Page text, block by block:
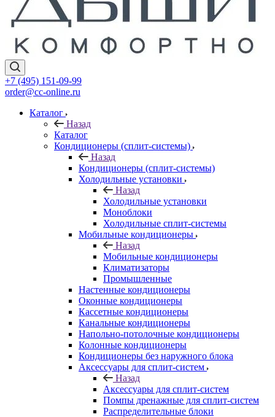
+7 (495) 151-09-99
order@cc-online.ru
Каталог
Назад
Каталог
Кондиционеры (сплит-системы)
Назад
Кондиционеры (сплит-системы)
Холодильные установки
Назад
Холодильные установки
Моноблоки
Холодильные сплит-системы
Мобильные кондиционеры
Назад
Мобильные кондиционеры
Климатизаторы
Промышленные
Настенные кондиционеры
Оконные кондиционеры
Кассетные кондиционеры
Канальные кондиционеры
Напольно-потолочные кондиционеры
Колонные кондиционеры
Кондиционеры без наружного блока
Аксессуары для сплит-систем
Назад
Аксессуары для сплит-систем
Помпы дренажные для сплит-систем
Распределительные блоки